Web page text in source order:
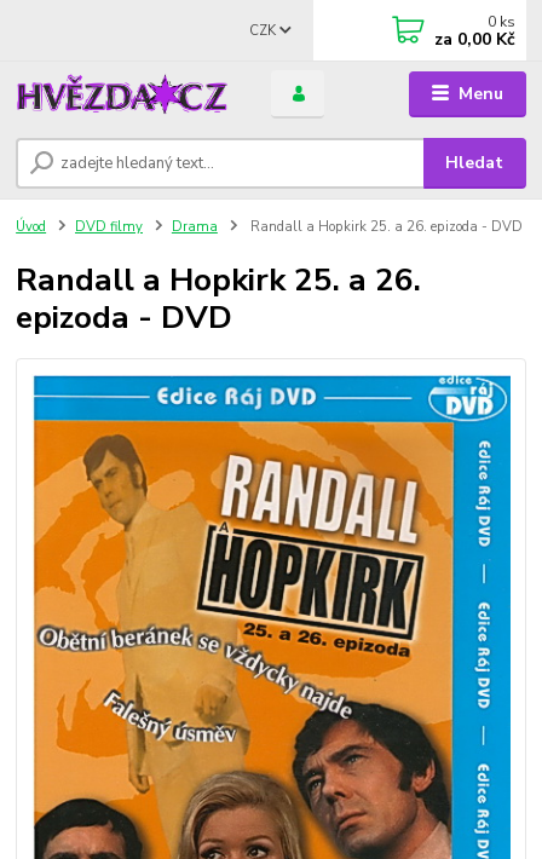
Menu
CZK
Hledat
0 ks
za 0,00 Kč
Úvod DVD filmy Drama Randall a Hopkirk 25. a 26. epizoda - DVD
Randall a Hopkirk 25. a 26.
epizoda - DVD